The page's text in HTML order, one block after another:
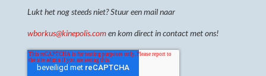
Lukt het nog steeds niet? Stuur een mail naar
wborkus@kinepolis.comen kom direct in contact met ons!